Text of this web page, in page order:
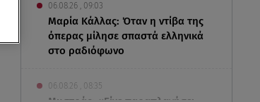
06.08.26 , 09:03
Μαρία Κάλλας: Όταν η ντίβα της
όπερας μίλησε σπαστά ελληνικά
στο ραδιόφωνο
06.08.26 , 08:35